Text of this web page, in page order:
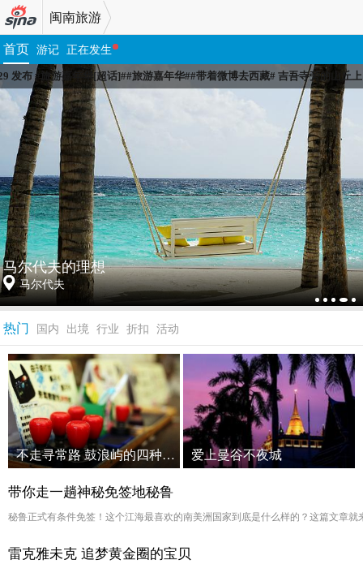
浪闽
南
闽南旅游
首页 游记 正在发生
布 #旅游嘉年华[超话]##旅游嘉年华##带着微博去西藏# 吉吾寺旁的山丘
这个十一躺着过
上海
热门 国内 出境 行业 折扣 活动
不走寻常路 鼓浪屿的四种玩法 爱上曼谷不夜城
带你走一趟神秘免签地秘鲁
秘鲁正式有条件免签！这个江海最喜欢的南美洲国家到底是什么样的？这篇文章就
雷克雅未克 追梦黄金圈的宝贝